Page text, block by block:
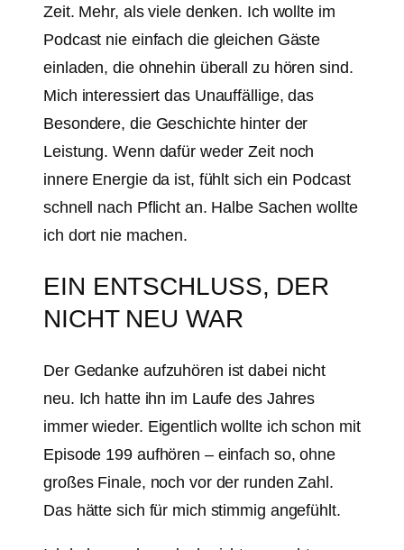
Zeit. Mehr, als viele denken. Ich wollte im
Podcast nie einfach die gleichen Gäste
einladen, die ohnehin überall zu hören sind.
Mich interessiert das Unauffällige, das
Besondere, die Geschichte hinter der
Leistung. Wenn dafür weder Zeit noch
innere Energie da ist, fühlt sich ein Podcast
schnell nach Pflicht an. Halbe Sachen wollte
ich dort nie machen.
EIN ENTSCHLUSS, DER
NICHT NEU WAR
Der Gedanke aufzuhören ist dabei nicht
neu. Ich hatte ihn im Laufe des Jahres
immer wieder. Eigentlich wollte ich schon mit
Episode 199 aufhören – einfach so, ohne
großes Finale, noch vor der runden Zahl.
Das hätte sich für mich stimmig angefühlt.